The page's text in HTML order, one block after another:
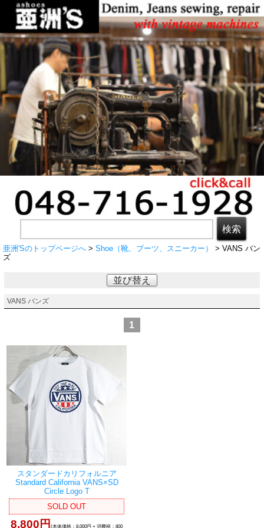
亜洲'Sのトップページへ > Shoe（靴、ブーツ、スニーカー）
> VANS バン
ズ
並び替え
VANS バンズ
1
スタンダードカリフォルニア
Standard California VANS×SD
Circle Logo T
SOLD OUT
8,800円(本体価格：8,000円 + 消費税：800